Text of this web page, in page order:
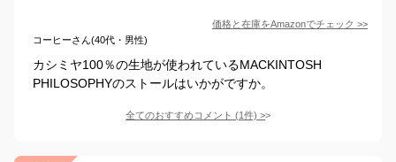
価格と在庫をAmazonでチェック >>
コーヒーさん(40代・男性)
カシミヤ100％の生地が使われているMACKINTOSH
PHILOSOPHYのストールはいかがですか。
全てのおすすめコメント (1件) >